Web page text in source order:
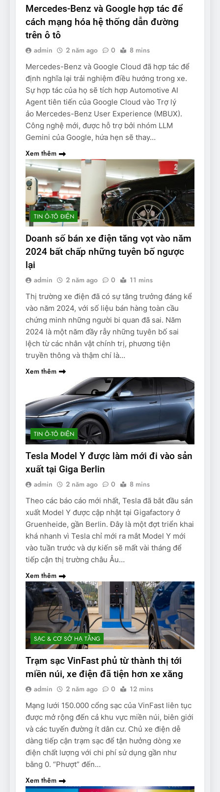
Mercedes-Benz và Google hợp tác để
cách mạng hóa hệ thống dẫn đường
trên ô tô
admin 2 năm ago 0 8 mins
Mercedes-Benz và Google Cloud đã hợp tác để
định nghĩa lại trải nghiệm điều hướng trong xe.
Sự hợp tác của họ sẽ tích hợp Automotive AI
Agent tiên tiến của Google Cloud vào Trợ lý
ảo Mercedes-Benz User Experience (MBUX).
Công nghệ mới, được hỗ trợ bởi nhóm LLM
Gemini của Google, hứa hẹn sẽ thay…
Xem thêm
TIN Ô-TÔ ĐIỆN
Doanh số bán xe điện tăng vọt vào năm
2024 bất chấp những tuyên bố ngược
lại
admin 2 năm ago 0 11 mins
Thị trường xe điện đã có sự tăng trưởng đáng kể
vào năm 2024, với số liệu bán hàng toàn cầu
chứng minh những người bi quan đã sai. Năm
2024 là một năm đầy rẫy những tuyên bố sai
lệch từ các nhân vật chính trị, phương tiện
truyền thông và thậm chí là…
Xem thêm
TIN Ô-TÔ ĐIỆN
Tesla Model Y được làm mới đi vào sản
xuất tại Giga Berlin
admin 2 năm ago 0 8 mins
Theo các báo cáo mới nhất, Tesla đã bắt đầu sản
xuất Model Y được cập nhật tại Gigafactory ở
Gruenheide, gần Berlin. Đây là một đợt triển khai
khá nhanh vì Tesla chỉ mới ra mắt Model Y mới
vào tuần trước và dự kiến ​​sẽ mất vài tháng để
tiếp cận thị trường châu Âu…
Xem thêm
SẠC & CƠ SỞ HẠ TẦNG
Trạm sạc VinFast phủ từ thành thị tới
miền núi, xe điện đã tiện hơn xe xăng
admin 2 năm ago 0 12 mins
Mạng lưới 150.000 cổng sạc của VinFast liên tục
được mở rộng đến cả khu vực miền núi, biên giới
và các tuyến đường ít dân cư. Chủ xe điện dễ
dàng tiếp cận trạm sạc để tận hưởng dòng xe
điện chất lượng với chi phí sử dụng gần như
bằng 0. “Phượt” đến…
Xem thêm